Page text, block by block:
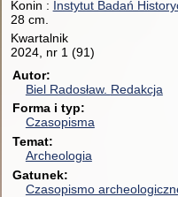
Konin : Instytut Badań
28 cm.
Kwartalnik
2024, nr 1 (91)
Autor
Biel Radosław. Redakcja
Forma i typ
Czasopisma
Temat
Archeologia
Gatunek
Czasopismo